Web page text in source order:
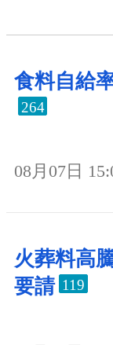
食料自給
264
08月07日
火葬料高
要請 119